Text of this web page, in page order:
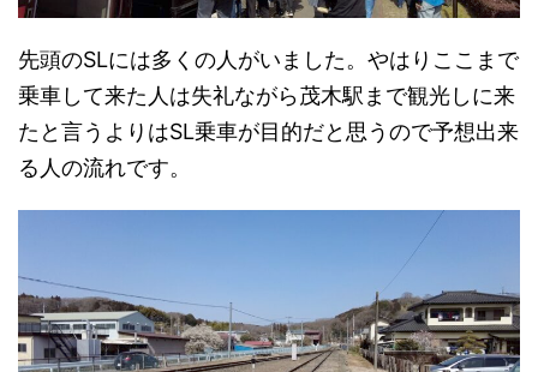
先頭のSLには多くの人がいました。やはりここまで
乗車して来た人は失礼ながら茂木駅まで観光しに来
たと言うよりはSL乗車が目的だと思うので予想出来
る人の流れです。